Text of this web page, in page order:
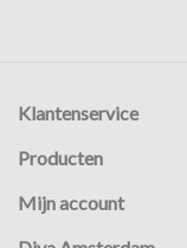
Klantenservice
Producten
Mijn account